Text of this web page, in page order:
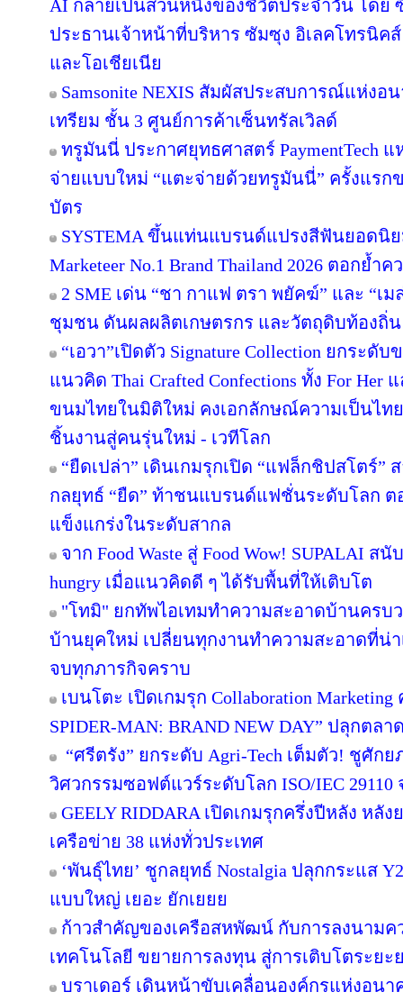
AI กลายเป็นส่วนหนึ่งของชีวิตประจำวัน โดย
ประธานเจ้าหน้าที่บริหาร ซัมซุง อิเลคโทรนิค
และโอเชียเนีย
Samsonite NEXIS สัมผัสประสบการณ์แห่ง
เทรียม ชั้น 3 ศูนย์การค้าเซ็นทรัลเวิลด์
ทรูมันนี่ ประกาศยุทธศาสตร์ PaymentTech
จ่ายแบบใหม่ “แตะจ่ายด้วยทรูมันนี่” ครั้งแรก
บัตร
SYSTEMA ขึ้นแท่นแบรนด์แปรงสีฟันยอดนิ
Marketeer No.1 Brand Thailand 2026 ตอกย้
2 SME เด่น “ชา กาแฟ ตรา พยัคฆ์” และ “
ชุมชน ดันผลผลิตเกษตรกร และวัตถุดิบท้องถิ่
“เอวา”เปิดตัว Signature Collection ยกระ
แนวคิด Thai Crafted Confections ทั้ง For Her
ขนมไทยในมิติใหม่ คงเอกลักษณ์ความเป็นไท
ชิ้นงานสู่คนรุ่นใหม่ - เวทีโลก
“ยืดเปล่า” เดินเกมรุกเปิด “แฟล็กชิปสโตร์”
กลยุทธ์ “ยืด” ท้าชนแบรนด์แฟชั่นระดับโลก
แข็งแกร่งในระดับสากล
จาก Food Waste สู่ Food Wow! SUPALAI ส
hungry เมื่อแนวคิดดี ๆ ได้รับพื้นที่ให้เติบโต
"โทมิ" ยกทัพไอเทมทำความสะอาดบ้านครบ
บ้านยุคใหม่ เปลี่ยนทุกงานทำความสะอาดที่น่า
จบทุกภารกิจคราบ
เบนโตะ เปิดเกมรุก Collaboration
SPIDER-MAN: BRAND NEW DAY” ปลุกต
“ศรีตรัง” ยกระดับ Agri-Tech เต็มตัว! ชูศัก
วิศวกรรมซอฟต์แวร์ระดับโลก ISO/IEC 29110
GEELY RIDDARA เปิดเกมรุกครึ่งปีหลัง หลั
เครือข่าย 38 แห่งทั่วประเทศ
‘พันธุ์ไทย’ ชูกลยุทธ์ Nostalgia ปลุกกระแส
แบบใหญ่ เยอะ ยักเยยย
ก้าวสำคัญของเครือสหพัฒน์ กับการลงนามค
เทคโนโลยี ขยายการลงทุน สู่การเติบโตระยะ
บราเดอร์ เดินหน้าขับเคลื่อนองค์กรแห่งอน